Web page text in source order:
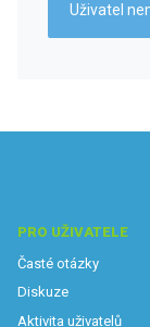
Uživatel
PRO UŽIVATELE
Časté otázky
Diskuze
Aktivita uživatelů